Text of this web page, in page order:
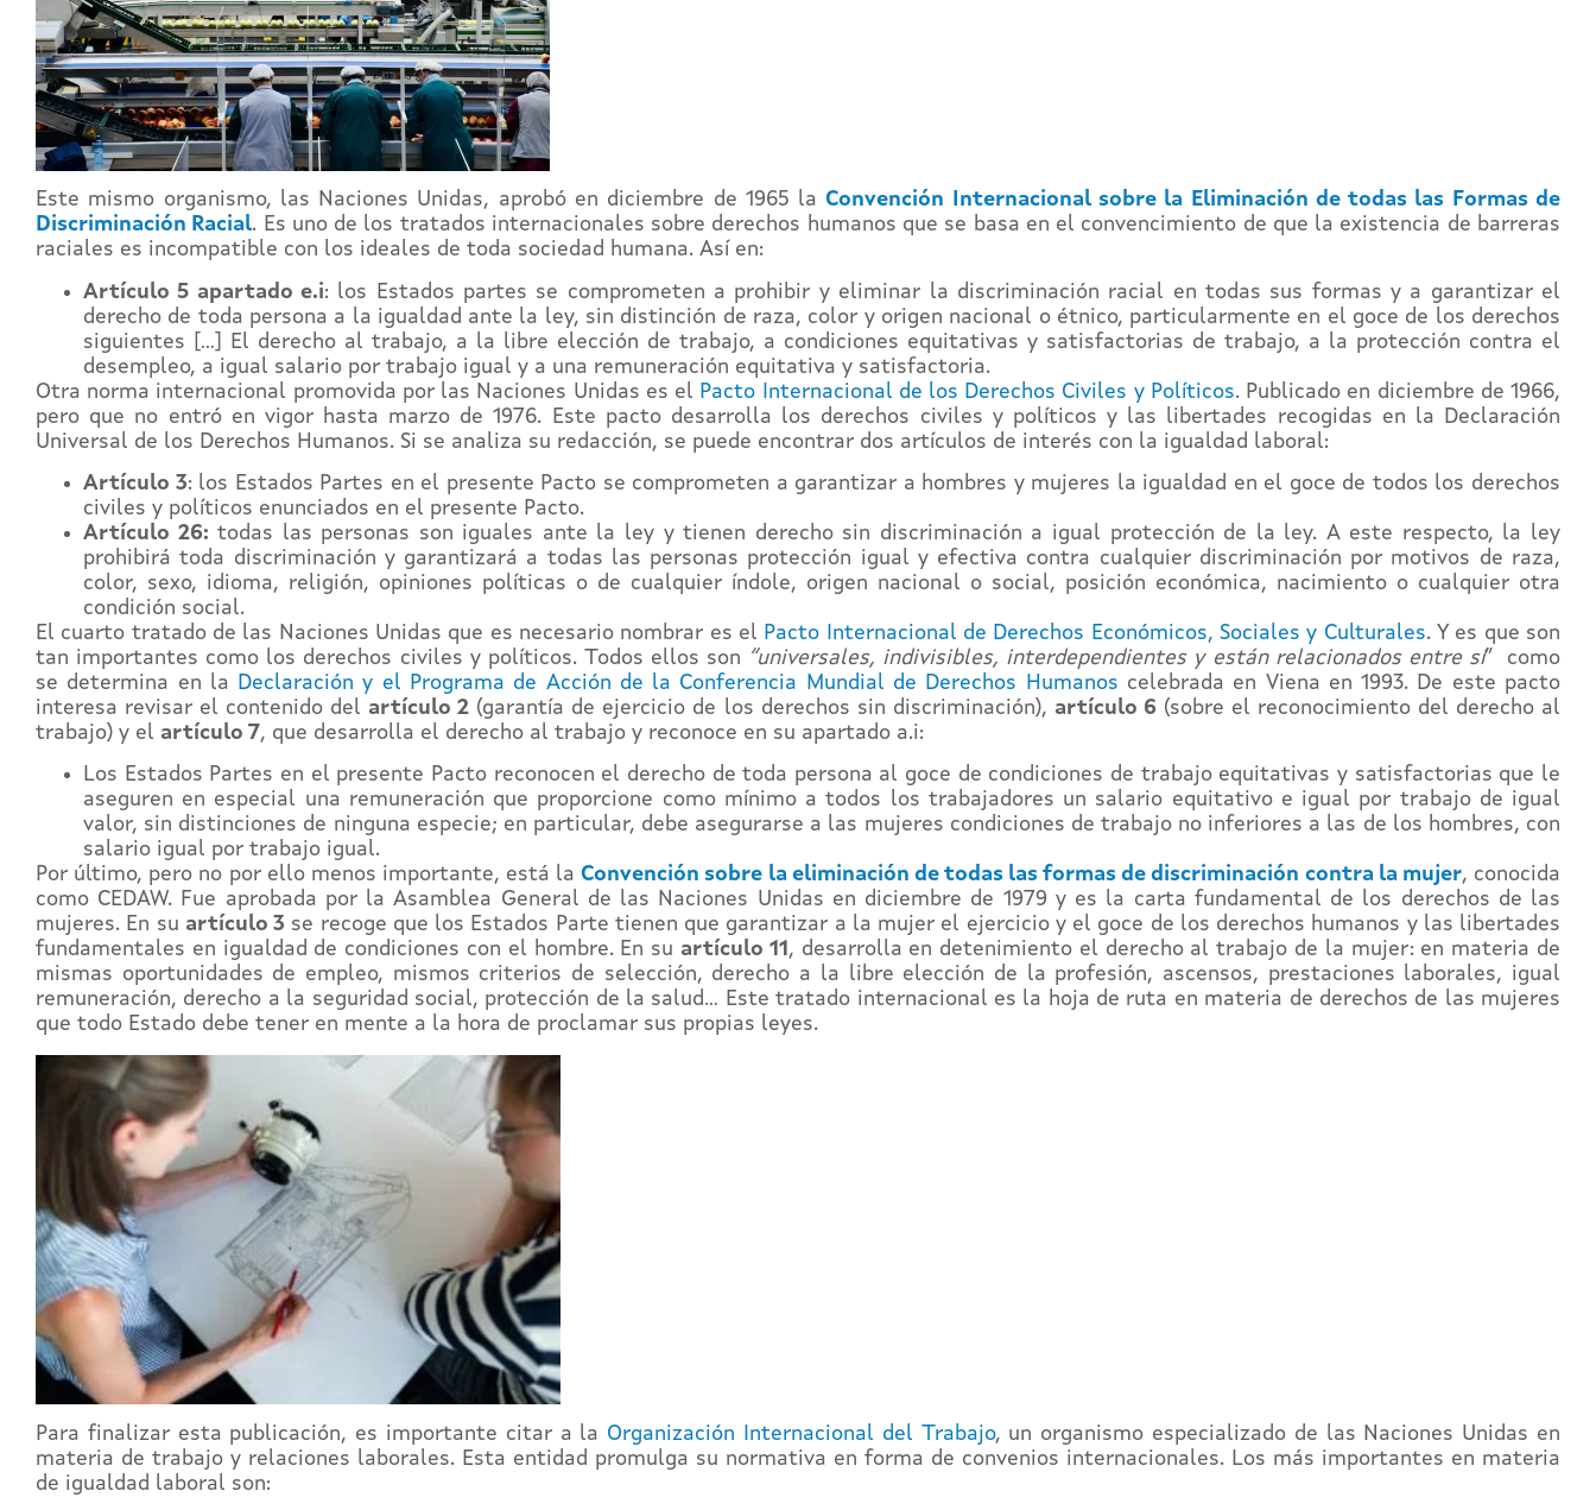
Este mismo organismo, las Naciones Unidas, aprobó en diciembre de 1965 laConvención Internacional sobre la Eliminación de todas las Formas de
Discriminación Racial. Es uno de los tratados internacionales sobre derechos humanos que se basa en el convencimiento de que la existencia de barreras
raciales es incompatible con los ideales de toda sociedad humana. Así en:
Artículo 5 apartado e.i: los Estados partes se comprometen a prohibir y eliminar la discriminación racial en todas sus formas y a garantizar el
derecho de toda persona a la igualdad ante la ley, sin distinción de raza, color y origen nacional o étnico, particularmente en el goce de los derechos
siguientes […] El derecho al trabajo, a la libre elección de trabajo, a condiciones equitativas y satisfactorias de trabajo, a la protección contra el
desempleo, a igual salario por trabajo igual y a una remuneración equitativa y satisfactoria.
Otra norma internacional promovida por las Naciones Unidas es el Pacto Internacional de los Derechos Civiles y Políticos. Publicado en diciembre de 1966,
pero que no entró en vigor hasta marzo de 1976. Este pacto desarrolla los derechos civiles y políticos y las libertades recogidas en la Declaración
Universal de los Derechos Humanos. Si se analiza su redacción, se puede encontrar dos artículos de interés con la igualdad laboral:
Artículo 3: los Estados Partes en el presente Pacto se comprometen a garantizar a hombres y mujeres la igualdad en el goce de todos los derechos
civiles y políticos enunciados en el presente Pacto.
Artículo 26: todas las personas son iguales ante la ley y tienen derecho sin discriminación a igual protección de la ley. A este respecto, la ley
prohibirá toda discriminación y garantizará a todas las personas protección igual y efectiva contra cualquier discriminación por motivos de raza,
color, sexo, idioma, religión, opiniones políticas o de cualquier índole, origen nacional o social, posición económica, nacimiento o cualquier otra
condición social.
El cuarto tratado de las Naciones Unidas que es necesario nombrar es el Pacto Internacional de Derechos Económicos, Sociales y Culturales. Y es que son
tan importantes como los derechos civiles y políticos. Todos ellos son “universales, indivisibles, interdependientes y están relacionados entre sí” como
se determina en la Declaración y el Programa de Acción de la Conferencia Mundial de Derechos Humanos celebrada en Viena en 1993. De este pacto
interesa revisar el contenido del artículo 2 (garantía de ejercicio de los derechos sin discriminación), artículo 6 (sobre el reconocimiento del derecho al
trabajo) y el artículo 7, que desarrolla el derecho al trabajo y reconoce en su apartado a.i:
Los Estados Partes en el presente Pacto reconocen el derecho de toda persona al goce de condiciones de trabajo equitativas y satisfactorias que le
aseguren en especial una remuneración que proporcione como mínimo a todos los trabajadores un salario equitativo e igual por trabajo de igual
valor, sin distinciones de ninguna especie; en particular, debe asegurarse a las mujeres condiciones de trabajo no inferiores a las de los hombres, con
salario igual por trabajo igual.
Por último, pero no por ello menos importante, está laConvención sobre la eliminación de todas las formas de discriminación contra la mujer, conocida
como CEDAW. Fue aprobada por la Asamblea General de las Naciones Unidas en diciembre de 1979 y es la carta fundamental de los derechos de las
mujeres. En su artículo 3 se recoge que los Estados Parte tienen que garantizar a la mujer el ejercicio y el goce de los derechos humanos y las libertades
fundamentales en igualdad de condiciones con el hombre. En su artículo 11 , desarrolla en detenimiento el derecho al trabajo de la mujer: en materia de
mismas oportunidades de empleo, mismos criterios de selección, derecho a la libre elección de la profesión, ascensos, prestaciones laborales, igual
remuneración, derecho a la seguridad social, protección de la salud… Este tratado internacional es la hoja de ruta en materia de derechos de las mujeres
que todo Estado debe tener en mente a la hora de proclamar sus propias leyes.
Para finalizar esta publicación, es importante citar a la Organización Internacional del Trabajo, un organismo especializado de las Naciones Unidas en
materia de trabajo y relaciones laborales. Esta entidad promulga su normativa en forma de convenios internacionales. Los más importantes en materia
de igualdad laboral son: